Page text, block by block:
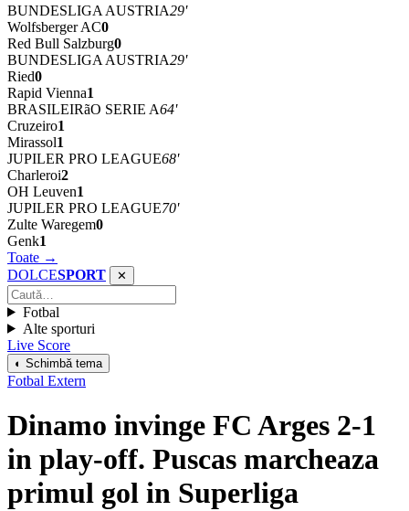
BUNDESLIGA AUSTRIA29'
Wolfsberger AC0
Red Bull Salzburg0
BUNDESLIGA AUSTRIA29'
Ried0
Rapid Vienna1
BRASILEIRãO SERIE A64'
Cruzeiro1
Mirassol1
JUPILER PRO LEAGUE68'
Charleroi2
OH Leuven1
JUPILER PRO LEAGUE70'
Zulte Waregem0
Genk1
Toate →
DOLCESPORT ✕
Fotbal
Alte sporturi
Live Score
◐ Schimbă tema
Fotbal Extern
Dinamo invinge FC Arges 2-1
in play-off. Puscas marcheaza
primul gol in Superliga